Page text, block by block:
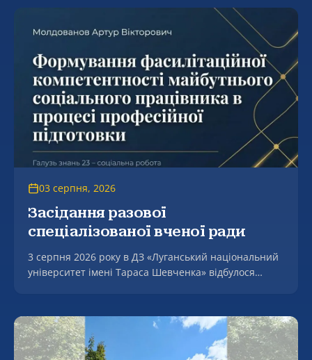
03 серпня, 2026
Засідання разової
спеціалізованої вченої ради
3 серпня 2026 року в ДЗ «Луганський національний
університет імені Тараса Шевченка» відбулося
Артура Вікторовича на тему «Формування
фасилітаційної компетентності майбутнього
соціального працівника в процесі професійної